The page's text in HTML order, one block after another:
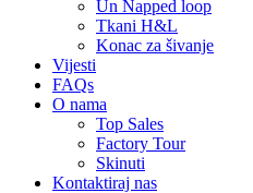
Un Napped loop
Tkani H&L
Konac za šivanje
Vijesti
FAQs
O nama
Top Sales
Factory Tour
Skinuti
Kontaktiraj nas